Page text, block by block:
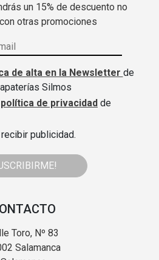
un 15% de descuento no
otras promociones
de alta en la Newsletter de
Silmos
política de privacidad de
publicidad.
Toro, Nº 83
Salamanca